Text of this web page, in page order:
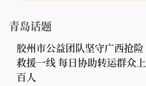
青岛话题
胶州市公益团队坚守广西抢险
救援一线 每日协助转运群众上
百人